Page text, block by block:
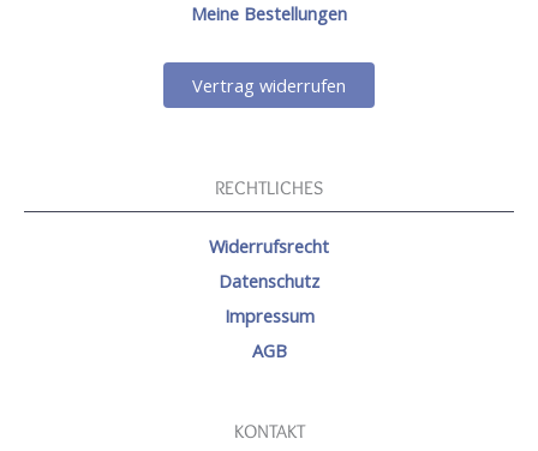
Meine Bestellungen
Vertrag widerrufen
RECHTLICHES
Widerrufsrecht
Datenschutz
Impressum
AGB
KONTAKT